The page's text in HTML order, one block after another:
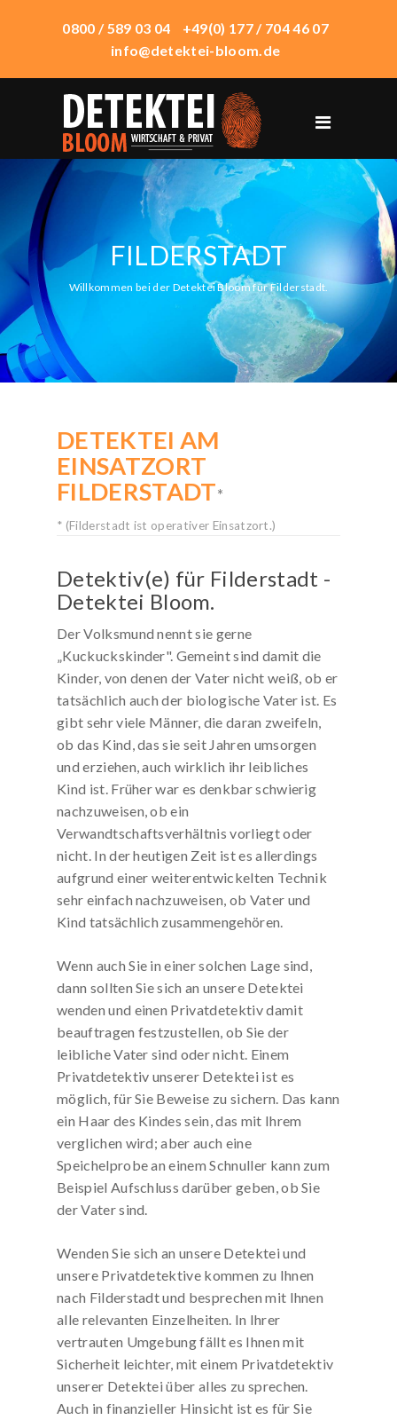
ÜBER UNS
WIRTSCHAFTSDETEKTEI
PRIVATDETEKTEI
TECHNIK
EINSATZORTE
HONORAR
KOSTENLOSE-HOTLINE
Rufen Sie kostenfrei an:
0800 / 589 03 04
Mo. bis Sa. von 8 bis 20 Uhr
0800 / 589 03 04
+49(0) 177 / 704 46 07
info@detektei-bloom.de
FILDERSTADT
Willkommen bei der Detektei Bloom für Filderstadt.
DETEKTEI AM
EINSATZORT
FILDERSTADT*
* (Filderstadt ist operativer Einsatzort.)
Detektiv(e) für Filderstadt -
Detektei Bloom.
Der Volksmund nennt sie gerne
„Kuckuckskinder". Gemeint sind damit die
Kinder, von denen der Vater nicht weiß, ob er
tatsächlich auch der biologische Vater ist. Es
gibt sehr viele Männer, die daran zweifeln,
ob das Kind, das sie seit Jahren umsorgen
und erziehen, auch wirklich ihr leibliches
Kind ist. Früher war es denkbar schwierig
nachzuweisen, ob ein
Verwandtschaftsverhältnis vorliegt oder
nicht. In der heutigen Zeit ist es allerdings
aufgrund einer weiterentwickelten Technik
sehr einfach nachzuweisen, ob Vater und
Kind tatsächlich zusammengehören.
Wenn auch Sie in einer solchen Lage sind,
dann sollten Sie sich an unsere Detektei
wenden und einen Privatdetektiv damit
beauftragen festzustellen, ob Sie der
leibliche Vater sind oder nicht. Einem
Privatdetektiv unserer Detektei ist es
möglich, für Sie Beweise zu sichern. Das kann
ein Haar des Kindes sein, das mit Ihrem
verglichen wird; aber auch eine
Speichelprobe an einem Schnuller kann zum
Beispiel Aufschluss darüber geben, ob Sie
der Vater sind.
Wenden Sie sich an unsere Detektei und
unsere Privatdetektive kommen zu Ihnen
nach Filderstadt und besprechen mit Ihnen
alle relevanten Einzelheiten. In Ihrer
vertrauten Umgebung fällt es Ihnen mit
Sicherheit leichter, mit einem Privatdetektiv
unserer Detektei über alles zu sprechen.
Auch in finanzieller Hinsicht ist es für Sie